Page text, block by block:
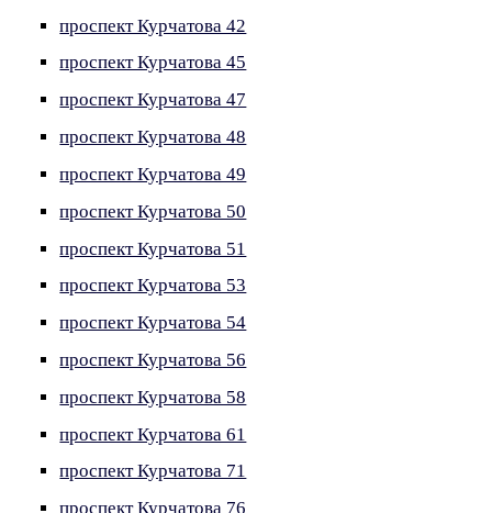
проспект Курчатова 42
проспект Курчатова 45
проспект Курчатова 47
проспект Курчатова 48
проспект Курчатова 49
проспект Курчатова 50
проспект Курчатова 51
проспект Курчатова 53
проспект Курчатова 54
проспект Курчатова 56
проспект Курчатова 58
проспект Курчатова 61
проспект Курчатова 71
проспект Курчатова 76